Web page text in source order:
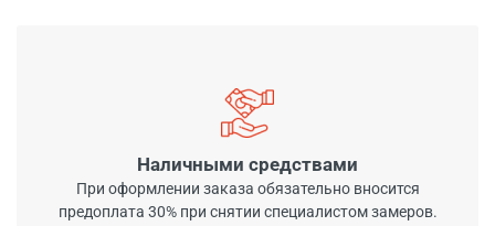
Наличными средствами
При оформлении заказа обязательно вносится
предоплата 30% при снятии специалистом замеров.